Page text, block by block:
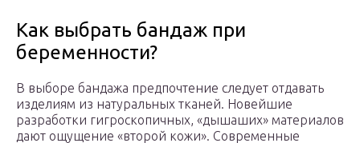
Как выбрать бандаж при
беременности?
В выборе бандажа предпочтение следует отдавать
изделиям из натуральных тканей. Новейшие
разработки гигроскопичных, «дышаших» материалов
дают ощущение «второй кожи». Современные